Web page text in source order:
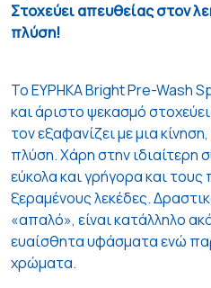
Στοχεύει απευθείας στον
πλύση!
To ΕΥΡΗΚΑ Bright Pre-Wash
και άριστο ψεκασμό
τον εξαφανίζει με μια
πλύση. Χάρη στην ιδιαίτερη
εύκολα και γρήγορα και τους
ξεραμένους λεκέδες.
«απαλό», είναι κατάλληλο
ευαίσθητα υφάσματα ενώ
χρώματα.